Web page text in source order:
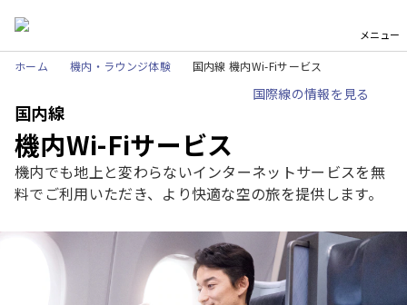
メニュー
ホーム 機内・ラウンジ体験 国内線 機内Wi-Fiサービス
国際線の情報を見る
国内線
機内Wi-Fiサービス
機内でも地上と変わらないインターネットサービスを無
料でご利用いただき、より快適な空の旅を提供します。